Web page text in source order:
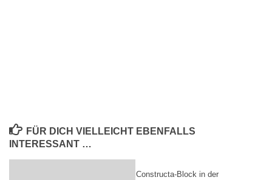
FÜR DICH VIELLEICHT EBENFALLS
INTERESSANT …
Constructa-Block in der